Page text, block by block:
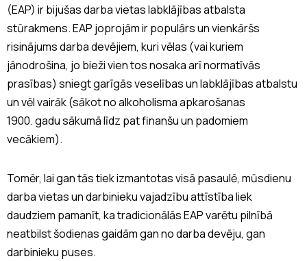
(EAP) ir bijušas darba vietas labklājības atbalsta
stūrakmens. EAP joprojām ir populārs un vienkāršs
risinājums darba devējiem, kuri vēlas (vai kuriem
jānodrošina, jo bieži vien tos nosaka arī normatīvās
prasības) sniegt garīgās veselības un labklājības atbalstu
un vēl vairāk (sākot no alkoholisma apkarošanas
1900. gadu sākumā līdz pat finanšu un padomiem
vecākiem).
Tomēr, lai gan tās tiek izmantotas visā pasaulē, mūsdienu
darba vietas un darbinieku vajadzību attīstība liek
daudziem pamanīt, ka tradicionālās EAP varētu pilnībā
neatbilst šodienas gaidām gan no darba devēju, gan
darbinieku puses.